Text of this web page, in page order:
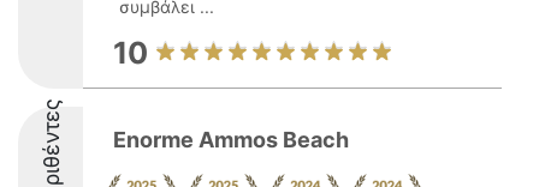
συμβάλει ...
10
Enorme Ammos Beach